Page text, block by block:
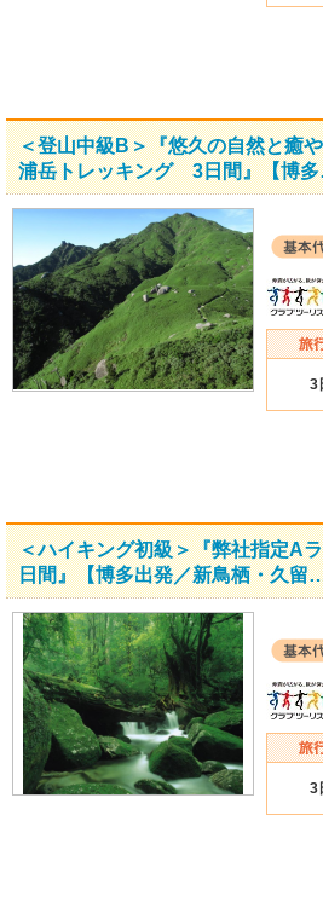
＜登山中級B＞『悠久の自然と癒
浦岳トレッキング 3日間』【博
3
＜ハイキング初級＞『弊社指定A
日間』【博多出発／新鳥栖・久留
3